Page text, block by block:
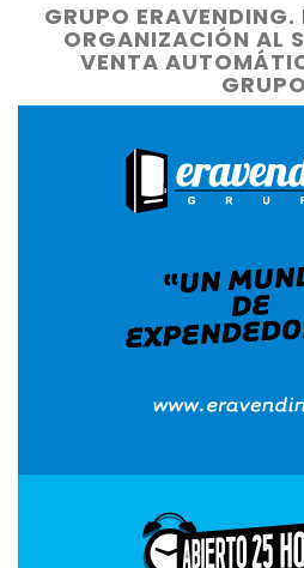
GRUPO ERAVENDING.
ORGANIZACIÓN AL
VENTA